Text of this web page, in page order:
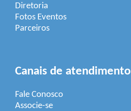
Diretoria
Fotos Eventos
Parceiros
Canais de atendimento
Fale Conosco
Associe-se